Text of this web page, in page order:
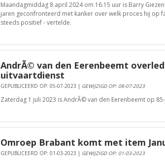
Maandagmiddag 8 april 2024 om 16.15 uur is Barry
jaren geconfronteerd met kanker over welk proces hij op
steeds positief - vertelde.
AndrÃ© van den Eerenbeemt
uitvaartdienst
GEPUBLICEERD OP: 05-07-2023 | GEWIJZIGD OP: 08-07-2023
Zaterdag 1 juli 2023 is AndrÃ© van den Eerenbeemt op
Omroep Brabant komt met item
GEPUBLICEERD OP: 01-03-2023 | GEWIJZIGD OP: 01-03-2023